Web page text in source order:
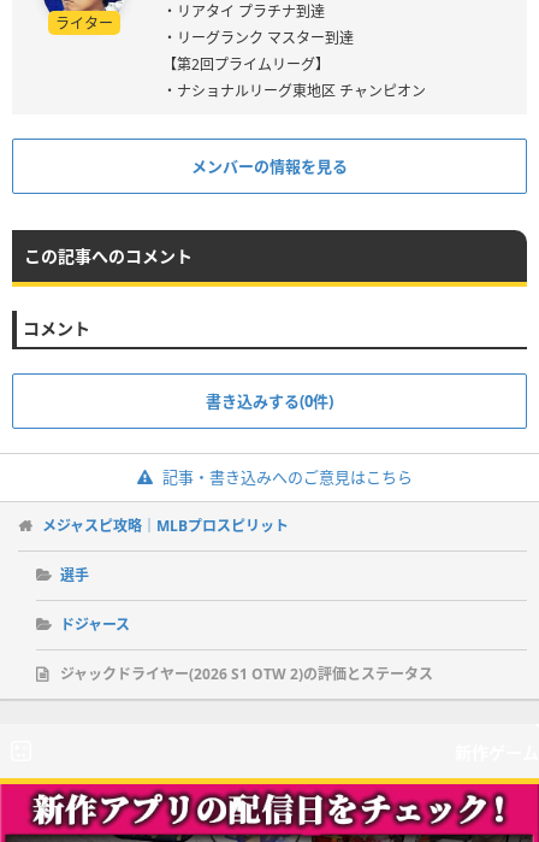
ライター
・リアタイ プラチナ到達
・リーグランク マスター到達
【第2回プライムリーグ】
・ナショナルリーグ東地区 チャンピオン
メンバーの情報を見る
この記事へのコメント
コメント
書き込みする(0件)
記事・書き込みへのご意見はこちら
メジャスピ攻略｜MLBプロスピリット
選手
ドジャース
ジャックドライヤー(2026 S1 OTW 2)の評価とステータス